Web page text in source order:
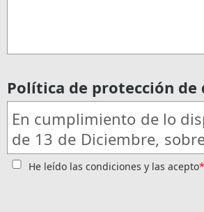
Política de protección
En cumplimiento de lo
de 13 de Diciembre,
Personal, le informamos
He leído las condiciones y las acepto*